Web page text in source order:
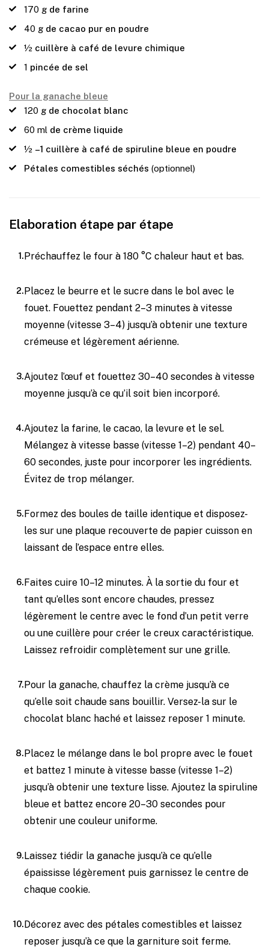
170 g de farine
40 g de cacao pur en poudre
½ cuillère à café de levure chimique
1 pincée de sel
Pour la ganache bleue
120 g de chocolat blanc
60 ml de crème liquide
½ –1 cuillère à café de spiruline bleue en poudre
Pétales comestibles séchés (optionnel)
Elaboration étape par étape
Préchauffez le four à 180 °C chaleur haut et bas.
Placez le beurre et le sucre dans le bol avec le
fouet. Fouettez pendant 2–3 minutes à vitesse
moyenne (vitesse 3–4) jusqu’à obtenir une texture
crémeuse et légèrement aérienne.
Ajoutez l’œuf et fouettez 30–40 secondes à vitesse
moyenne jusqu’à ce qu’il soit bien incorporé.
Ajoutez la farine, le cacao, la levure et le sel.
Mélangez à vitesse basse (vitesse 1–2) pendant 40–
60 secondes, juste pour incorporer les ingrédients.
Évitez de trop mélanger.
Formez des boules de taille identique et disposez-
les sur une plaque recouverte de papier cuisson en
laissant de l’espace entre elles.
Faites cuire 10–12 minutes. À la sortie du four et
tant qu’elles sont encore chaudes, pressez
légèrement le centre avec le fond d’un petit verre
ou une cuillère pour créer le creux caractéristique.
Laissez refroidir complètement sur une grille.
Pour la ganache, chauffez la crème jusqu’à ce
qu’elle soit chaude sans bouillir. Versez-la sur le
chocolat blanc haché et laissez reposer 1 minute.
Placez le mélange dans le bol propre avec le fouet
et battez 1 minute à vitesse basse (vitesse 1–2)
jusqu’à obtenir une texture lisse. Ajoutez la spiruline
bleue et battez encore 20–30 secondes pour
obtenir une couleur uniforme.
Laissez tiédir la ganache jusqu’à ce qu’elle
épaississe légèrement puis garnissez le centre de
chaque cookie.
Décorez avec des pétales comestibles et laissez
reposer jusqu’à ce que la garniture soit ferme.